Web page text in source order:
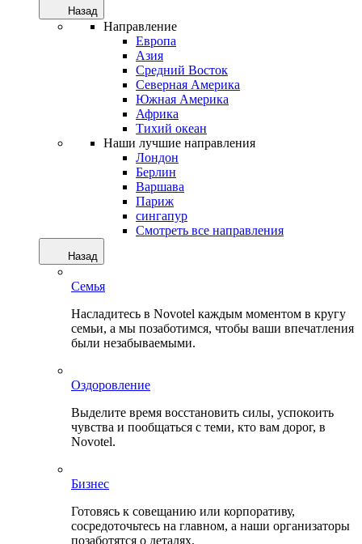
Назад
Направление
Европа
Азия
Средний Восток
Северная Америка
Южная Америка
Африка
Тихий океан
Наши лучшие направления
Лондон
Берлин
Варшава
Париж
сингапур
Смотреть все направления
Назад
Семья
Насладитесь в Novotel каждым моментом в кругу
семьи, а мы позаботимся, чтобы ваши впечатления
были незабываемыми.
Оздоровление
Выделите время восстановить силы, успокоить
чувства и пообщаться с теми, кто вам дорог, в
Novotel.
Бизнес
Готовясь к совещанию или корпоративу,
сосредоточьтесь на главном, а наши организаторы
позаботятся о деталях.